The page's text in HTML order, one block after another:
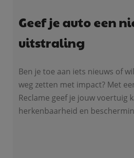
Geef je auto een
uitstraling
Ben je toe aan iets nieuws of
weg zetten met impact? Met
Reclame geef je jouw voertuig
herkenbaarheid en